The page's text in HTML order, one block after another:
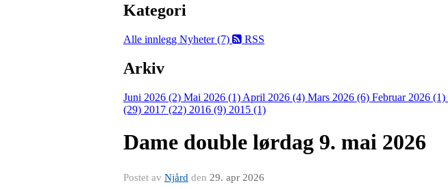
Kategori
Alle innlegg Nyheter (7) RSS
Arkiv
Juni 2026 (2) Mai 2026 (1) April 2026 (4) Mars 2026 (6) Februar 2026 (1)
(29) 2017 (22) 2016 (9) 2015 (1)
Dame double lørdag 9. mai 2026
Postet av Njård den 29. apr 2026